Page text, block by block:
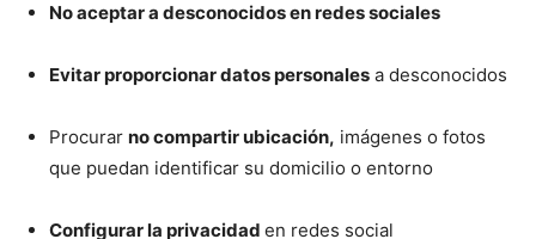
No aceptar a desconocidos en redes sociales
Evitar proporcionar datos personales a desconocidos
Procurar no compartir ubicación, imágenes o fotos
que puedan identificar su domicilio o entorno
Configurar la privacidad en redes social